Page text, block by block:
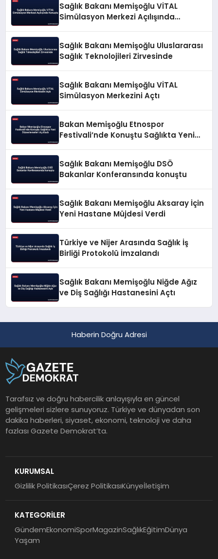
Sağlık Bakanı Memişoğlu VİTAL
Simülasyon Merkezi Açılışında
Sağlık Bakanı Memişoğlu Uluslararası
Sağlık Teknolojileri Zirvesinde
Sağlık Bakanı Memişoğlu VİTAL
Simülasyon Merkezini Açtı
Bakan Memişoğlu Etnospor
Festivali’nde Konuştu Sağlıkta Yeni
Sağlık Bakanı Memişoğlu DSÖ
Bakanlar Konferansında konuştu
Sağlık Bakanı Memişoğlu Aksaray İçin
Yeni Hastane Müjdesi Verdi
Türkiye ve Nijer Arasında Sağlık İş
Birliği Protokolü İmzalandı
Sağlık Bakanı Memişoğlu Niğde Ağız
ve Diş Sağlığı Hastanesini Açtı
Haberin Doğru Adresi
Tarafsız ve doğru habercilik anlayışıyla en güncel
gelişmeleri sizlere sunuyoruz. Türkiye ve dünyadan son
dakika haberleri, siyaset, ekonomi, teknoloji ve daha
fazlası Gazete Demokrat’ta.
KURUMSAL
Gizlilik PolitikasıÇerez PolitikasıKünyeİletişim
KATEGORİLER
GündemEkonomiSporMagazinSağlıkEğitimDünya
Yaşam